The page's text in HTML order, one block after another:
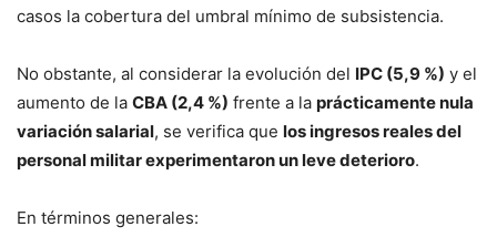
casos la cobertura del umbral mínimo de subsistencia.
No obstante, al considerar la evolución del IPC (5,9 %) y el
aumento de la CBA (2,4 %) frente a la prácticamente nula
variación salarial, se verifica que los ingresos reales del
personal militar experimentaron un leve deterioro.
En términos generales: